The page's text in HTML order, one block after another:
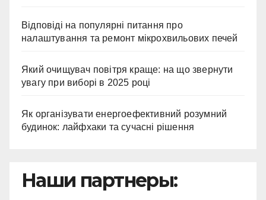
Відповіді на популярні питання про
налаштування та ремонт мікрохвильових печей
Який очищувач повітря краще: на що звернути
увагу при виборі в 2025 році
Як організувати енергоефективний розумний
будинок: лайфхаки та сучасні рішення
Наши партнеры: